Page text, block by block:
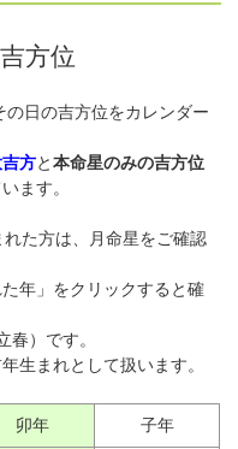
方位
日の吉方位をカレンダー
方と本命星のみの吉方位
ます。
た方は、月命星をご確認
年」をクリックすると確
春）です。
生まれとして扱います。
卯年 子年